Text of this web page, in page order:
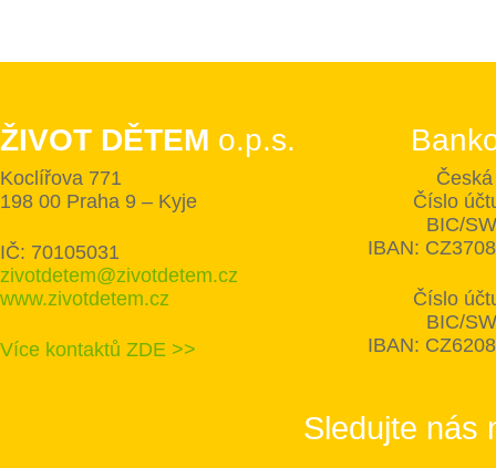
ŽIVOT DĚTEM o.p.s.
Koclířova 771
198 00 Praha 9 – Kyje
IČ: 70105031
zivotdetem@zivotdetem.cz
www.zivotdetem.cz
Více kontaktů ZDE >>
Číslo
BIC/
IBAN:
Číslo
BIC/
IBAN:
Sledujte nás